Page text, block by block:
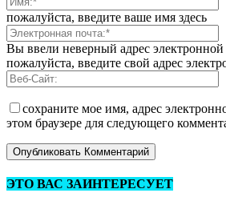
пожалуйста, введите ваше имя здесь
Вы ввели неверный адрес
пожалуйста, введите свой адрес
сохраните мое имя, адрес
этом браузере для следующего
ЭТО ВАС ЗАИНТЕРЕСУЕТ